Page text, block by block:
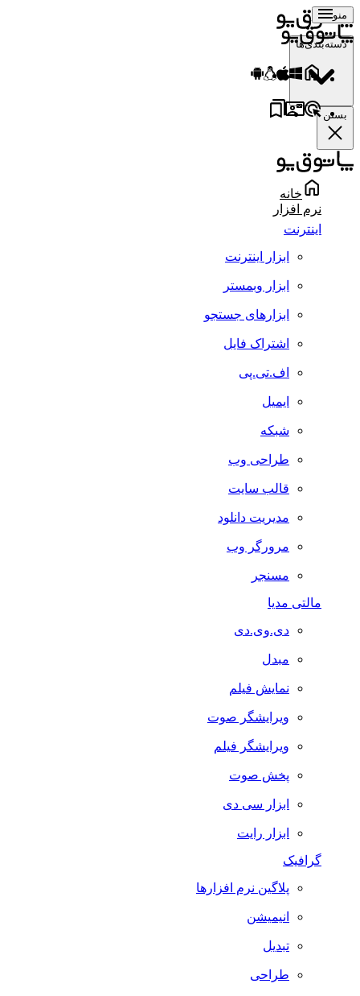
منو
دسته‌بندی‌ها
بستن
خانه
نرم افزار
اینترنت
ابزار اینترنت
ابزار وبمستر
ابزارهای جستجو
اشتراک فایل
اف.تی.پی
ایمیل
شبکه
طراحی وب
قالب سایت
مدیریت دانلود
مرورگر وب
مسنجر
مالتی مدیا
دی.وی.دی
مبدل
نمایش فیلم
ویرایشگر صوت
ویرایشگر فیلم
پخش صوت
ابزار سی دی
ابزار رایت
گرافیک
پلاگین نرم افزارها
انیمیشن
تبدیل
طراحی